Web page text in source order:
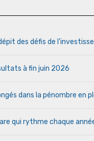
des défis de
à fin juin 2026
dans la pénombre en
qui rythme chaque